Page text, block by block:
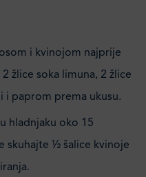
i kvinojom najprije
žlice soka limuna, 2 žlice
i paprom prema ukusu.
hladnjaku oko 15
skuhajte ½ šalice kvinoje